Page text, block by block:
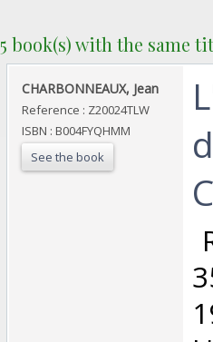
5 book(s) with the same
‎CHARBONNEAUX, Jean ‎
Reference : Z20024TLW
ISBN : B004FYQHMM
See the book